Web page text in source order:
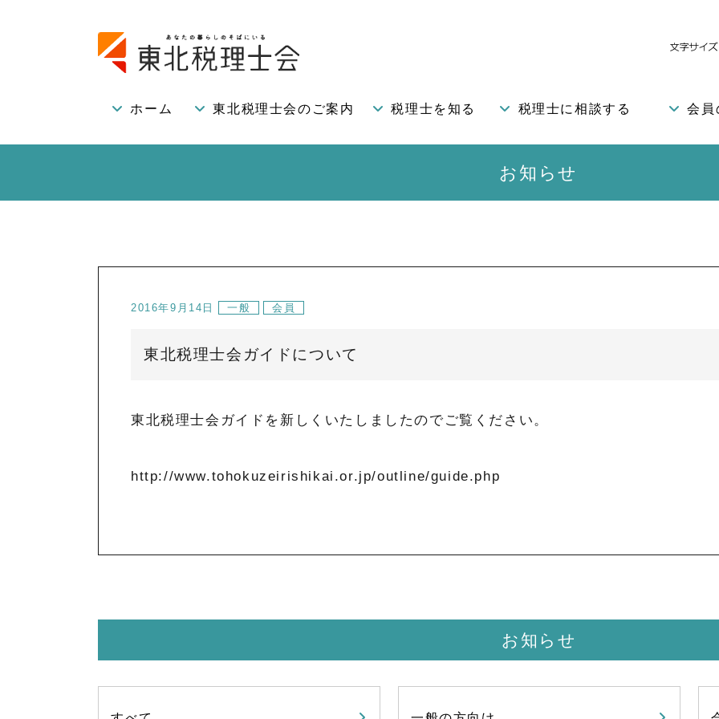
ホーム 東北税理士会のご案内 税理士を知る 税理士に相談する 会員
お知らせ
2016年9月14日 一般 会員
東北税理士会ガイドについて
東北税理士会ガイドを新しくいたしましたのでご覧ください。
http://www.tohokuzeirishikai.or.jp/outline/guide.php
お知らせ